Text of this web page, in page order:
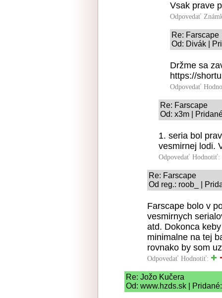
Vsak prave
Odpovedať
Re: Farscape
Od: Divák |
Držme sa
https://
Odpovedať
Re: Farscape
Od: x3m |
1. seria bol
vesmirnej lodi.
Odpovedať Hodnotiť:
Re: Farscape
Od reg.: roob_ |
Farscape bolo v
vesmirnych
atd. Dokonca
minimalne na tej
rovnako by som
Odpovedať Hodnotiť:
Re: Jožo Kučera
Od: www.hzds.sk |